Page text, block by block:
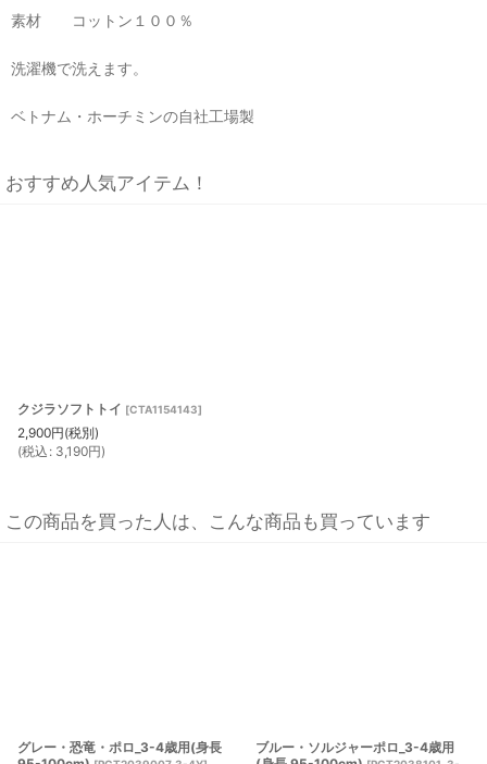
素材 コットン１００％
洗濯機で洗えます。
ベトナム・ホーチミンの自社工場製
おすすめ人気アイテム！
クジラソフトトイ [CTA1154143]
2,900円(税別)
(税込 : 3,190円)
この商品を買った人は、こんな商品も買っています
グレー・恐竜・ポロ_3-4歳用(身長
ブルー・ソルジャーポロ_3-4歳用